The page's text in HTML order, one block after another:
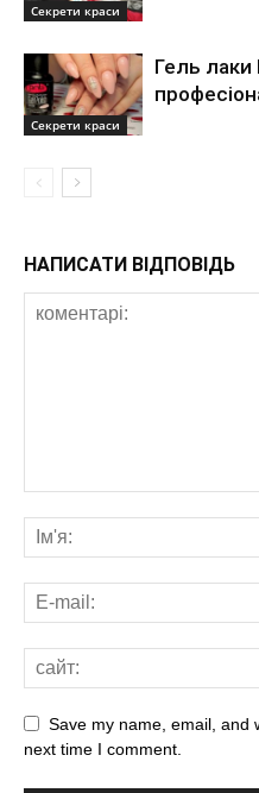
Секрети краси
Секрети краси
Гель лаки
НАПИСАТИ ВІДПОВІДЬ
Save my name, email, and
next time I comment.